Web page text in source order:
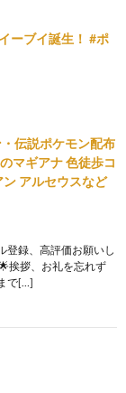
ーブイ誕生！ #ポ
・伝説ポケモン配布
マギアナ 色徒歩コ
アルセウスなど
登録、高評価お願いし
挨拶、お礼を忘れず
で[…]